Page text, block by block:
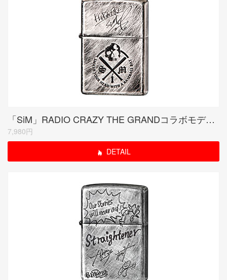
「SiM」RADIO CRAZY THE GRANDコラボモデル シルバーユーズド
7,980円
DETAIL